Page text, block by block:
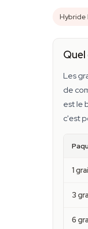
Hybride
Les
de
est le
c'est
1
3
6